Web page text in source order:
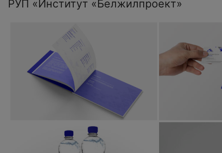
РУП «Институт «Белжилпроект»